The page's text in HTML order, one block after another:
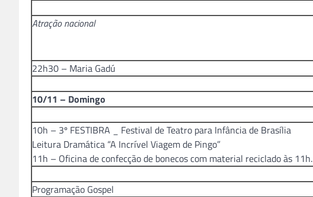
Atração nacional
22h30 – Maria Gadú
10/11 – Domingo
10h – 3º FESTIBRA _ Festival de Teatro para Infância de Brasília
Leitura Dramática “A Incrível Viagem de Pingo”
11h – Oficina de confecção de bonecos com material reciclado às 11h.
Programação Gospel